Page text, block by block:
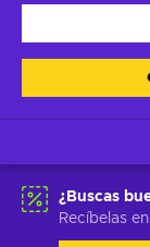
¿Buscas
Recíbelas